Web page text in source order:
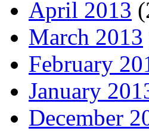
April 2013
March 2013
February
January
December